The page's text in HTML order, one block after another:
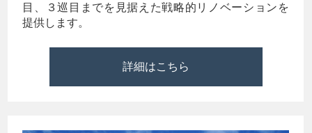
目、３巡目までを見据えた戦略的リノベーションを
提供します。
詳細はこちら